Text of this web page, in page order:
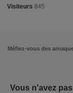
Visiteurs 845
Méfiez-vous des
Vous n'avez